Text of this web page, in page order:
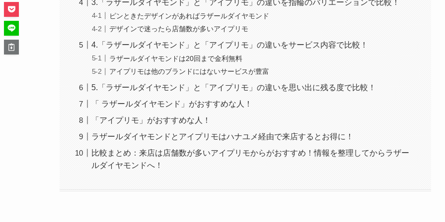
3.「ラザールダイヤモンド」と「アイプリモ」の違いを指輪のバリエーションで比較！
ピンときたデザインがあればラザールダイヤモンド
デザインで迷ったら店舗数が多いアイプリモ
4.「ラザールダイヤモンド」と「アイプリモ」の違いをサービス内容で比較！
ラザールダイヤモンドは20回まで金利無料
アイプリモは他のブランドにはないサービスが豊富
5.「ラザールダイヤモンド」と「アイプリモ」の違いを思い出に残る度で比較！
「 ラザールダイヤモンド」がおすすめな人！
「アイプリモ」がおすすめな人！
ラザールダイヤモンドとアイプリモはハナユメ経由で来店するとお得に！
比較まとめ：来店は店舗数が多いアイプリモからがおすすめ！情報を整理してからラザー
ルダイヤモンドへ！